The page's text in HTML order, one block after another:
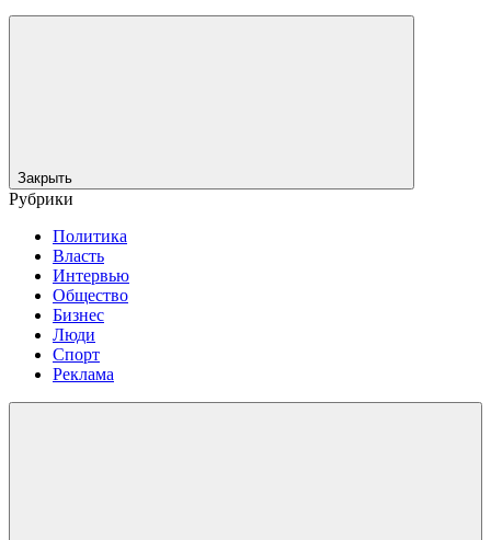
Закрыть
Рубрики
Политика
Власть
Интервью
Общество
Бизнес
Люди
Спорт
Реклама